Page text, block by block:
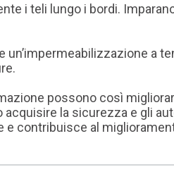
i teli lungo i bordi.
a
possono così
acquisire la sicurezza e gli
e contribuisce al